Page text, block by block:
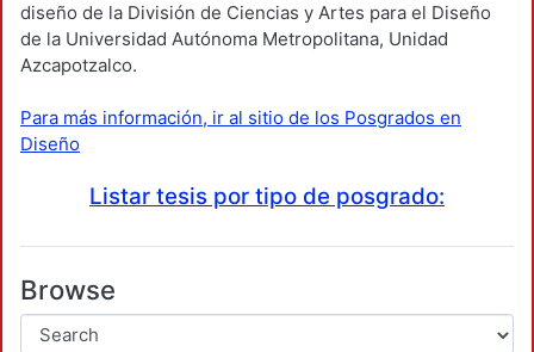
diseño de la División de Ciencias y Artes para el Diseño
de la Universidad Autónoma Metropolitana, Unidad
Azcapotzalco.
Para más información, ir al sitio de los Posgrados en
Diseño
Listar tesis por tipo de posgrado:
Browse